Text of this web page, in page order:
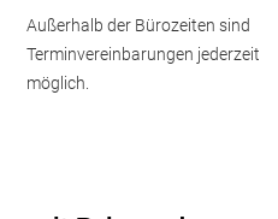
Außerhalb der Bürozeiten sind
Terminvereinbarungen jederzeit
möglich.